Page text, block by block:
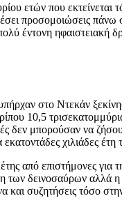
ετών που
προσομοιώσεις
ηφαιστειακή
στο Ντεκάν
10,5
μπορούσαν να
χιλιάδες
από επιστήμονες
δεινοσαύρων αλλά η
συζητήσεις τόσο